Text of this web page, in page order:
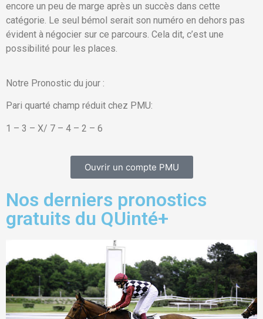
encore un peu de marge après un succès dans cette
catégorie. Le seul bémol serait son numéro en dehors pas
évident à négocier sur ce parcours. Cela dit, c’est une
possibilité pour les places.
Notre Pronostic du jour :
Pari quarté champ réduit chez PMU:
1 – 3 – X/ 7 – 4 – 2 – 6
Ouvrir un compte PMU
Nos derniers pronostics
gratuits du QUinté+